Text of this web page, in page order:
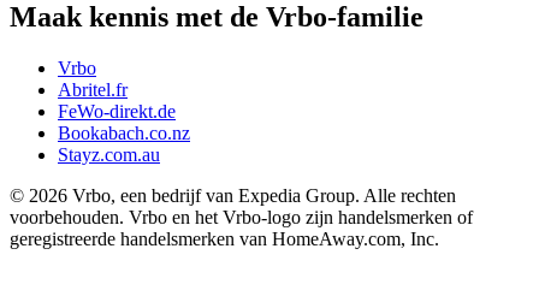
Maak kennis met de Vrbo-familie
Vrbo
Abritel.fr
FeWo-direkt.de
Bookabach.co.nz
Stayz.com.au
© 2026 Vrbo, een bedrijf van Expedia Group. Alle rechten
voorbehouden. Vrbo en het Vrbo-logo zijn handelsmerken of
geregistreerde handelsmerken van HomeAway.com, Inc.